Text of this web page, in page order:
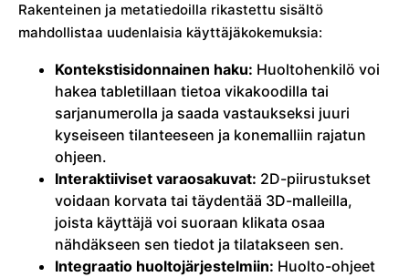
Rakenteinen ja metatiedoilla rikastettu sisältö
mahdollistaa uudenlaisia käyttäjäkokemuksia:
Kontekstisidonnainen haku: Huoltohenkilö voi
hakea tabletillaan tietoa vikakoodilla tai
sarjanumerolla ja saada vastaukseksi juuri
kyseiseen tilanteeseen ja konemalliin rajatun
ohjeen.
Interaktiiviset varaosakuvat: 2D-piirustukset
voidaan korvata tai täydentää 3D-malleilla,
joista käyttäjä voi suoraan klikata osaa
nähdäkseen sen tiedot ja tilatakseen sen.
Integraatio huoltojärjestelmiin: Huolto-ohjeet